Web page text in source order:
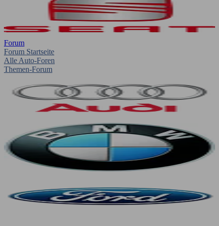
Forum
Forum Startseite
Alle Auto-Foren
Themen-Forum